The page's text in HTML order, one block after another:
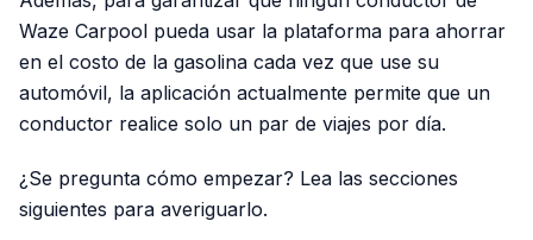
Waze Carpool pueda usar la plataforma para ahorrar
en el costo de la gasolina cada vez que use su
automóvil, la aplicación actualmente permite que un
conductor realice solo un par de viajes por día.
¿Se pregunta cómo empezar? Lea las secciones
siguientes para averiguarlo.